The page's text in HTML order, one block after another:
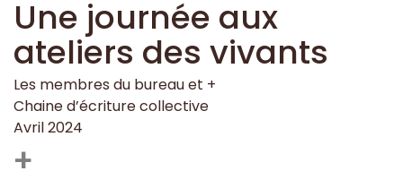
Une journée aux
ateliers des vivants
Les membres du bureau et +
Chaine d’écriture collective
Avril 2024
+